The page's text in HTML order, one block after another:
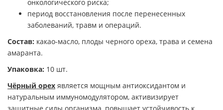
онкологического риска;
период восстановления после перенесенных
заболеваний, травм и операций.
Состав: какао-масло, плоды черного ореха, трава и семена
амаранта.
Упаковка: 10 шт.
Чёрный орех является мощным антиоксидантом и
натуральным иммуномодулятором, активизирует